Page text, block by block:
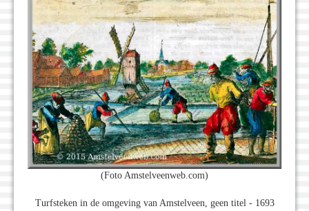
(Foto Amstelveenweb.com)
Turfsteken in de omgeving van Amstelveen, geen titel - 1693